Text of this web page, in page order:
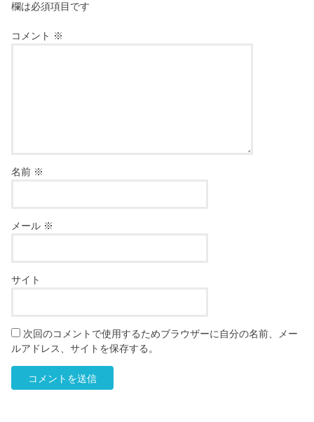
欄は必須項目です
コメント ※
名前 ※
メール ※
サイト
次回のコメントで使用するためブラウザーに自分の名前、メー
ルアドレス、サイトを保存する。